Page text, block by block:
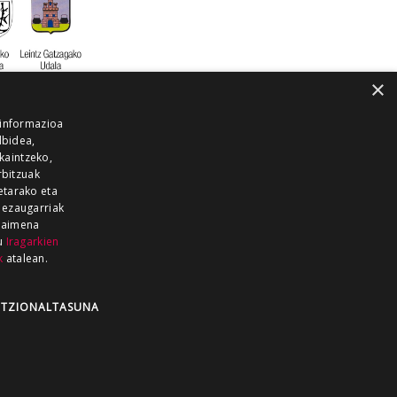
GUKA
GUKA ZUMAIA GUKA
×
eta
Iragarkien
atalean.